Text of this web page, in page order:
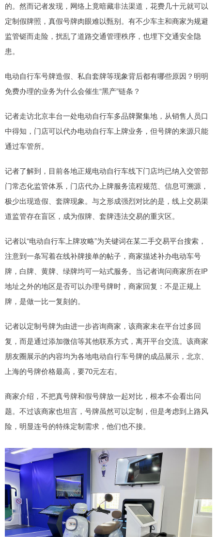
的。然而记者发现，网络上竟暗藏非法渠道，花费几十元就可以
定制假牌照，真假号牌肉眼难以甄别。有不少车主和商家为规避
监管铤而走险，扰乱了道路交通管理秩序，也埋下交通安全隐
患。
电动自行车号牌造假、私自套牌等现象背后都有哪些原因？明明
免费办理的业务为什么会催生“黑产”链条？
记者走访北京丰台一处电动自行车多品牌聚集地，从销售人员口
中得知，门店可以代办电动自行车上牌业务，但号牌的来源只能
通过车管所。
记者了解到，目前各地正规电动自行车线下门店均已纳入交管部
门常态化监管体系，门店代办上牌服务流程规范、信息可溯源，
极少出现造假、套牌现象。与之形成强烈对比的是，线上交易渠
道监管存在盲区，成为假牌、套牌违法交易的重灾区。
记者以“电动自行车上牌攻略”为关键词在某二手交易平台搜索，
注意到一条写着在线补牌接单的帖子，商家描述补办电动车号
牌，白牌、黄牌、绿牌均可一站式服务。当记者询问商家所在IP
地址之外的地区是否可以办理号牌时，商家回复：不是正规上
牌，是做一比一复刻的。
记者以定制号牌为由进一步咨询商家，该商家未在平台过多回
复，而是通过添加微信等其他联系方式，离开平台交流。该商家
朋友圈展示的内容均为各地电动自行车号牌的成品展示，北京、
上海的号牌价格最高，要70元左右。
商家介绍，不把真号牌和假号牌放一起对比，根本不会看出问
题。不过该商家也坦言，号牌虽然可以定制，但是考虑到上路风
险，明显连号的特殊定制需求，他们也不接。